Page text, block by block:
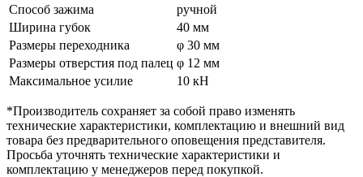
Способ зажима
ручной
Ширина губок
40 мм
Размеры переходника
φ 30 мм
Размеры отверстия под палец φ 12 мм
Максимальное усилие
10 кН
*Производитель сохраняет за собой право изменять
технические характеристики, комплектацию и внешний вид
товара без предварительного оповещения представителя.
Просьба уточнять технические характеристики и
комплектацию у менеджеров перед покупкой.